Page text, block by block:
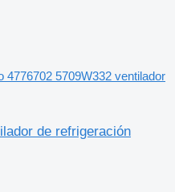
4776702 5709W332 ventilador
de refrigeración